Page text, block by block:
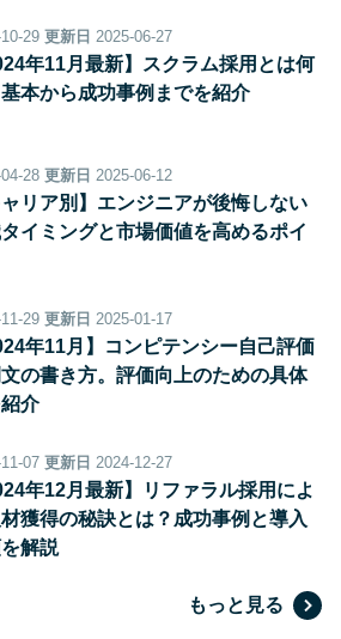
29 更新日 2025-06-27
年11月最新】スクラム採用とは何
本から成功事例までを紹介
28 更新日 2025-06-12
ャリア別】エンジニアが後悔しない
イミングと市場価値を高めるポイ
29 更新日 2025-01-17
年11月】コンピテンシー自己評価
の書き方。評価向上のための具体
介
07 更新日 2024-12-27
年12月最新】リファラル採用によ
獲得の秘訣とは？成功事例と導入
解説
もっと見る